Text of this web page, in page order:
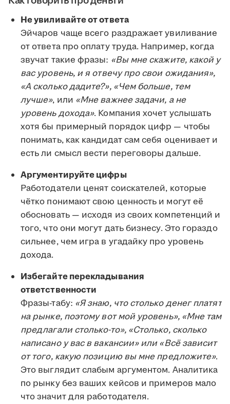
Не увиливайте от ответа
Эйчаров чаще всего раздражает увиливание
от ответа про оплату труда. Например, когда
звучат такие фразы: «Вы мне скажите, какой у
вас уровень, и я отвечу про свои ожидания»,
«А сколько дадите?», «Чем больше, тем
лучше», или «Мне важнее задачи, а не
уровень дохода». Компания хочет услышать
хотя бы примерный порядок цифр — чтобы
понимать, как кандидат сам себя оценивает и
есть ли смысл вести переговоры дальше.
Аргументируйте цифры
Работодатели ценят соискателей, которые
чётко понимают свою ценность и могут её
обосновать — исходя из своих компетенций и
того, что они могут дать бизнесу. Это гораздо
сильнее, чем игра в угадайку про уровень
дохода.
Избегайте перекладывания
ответственности
Фразы-табу: «Я знаю, что столько денег платят
на рынке, поэтому вот мой уровень», «Мне там
предлагали столько-то», «Столько, сколько
написано у вас в вакансии» или «Всё зависит
от того, какую позицию вы мне предложите».
Это выглядит слабым аргументом. Аналитика
по рынку без ваших кейсов и примеров мало
что значит для работодателя.